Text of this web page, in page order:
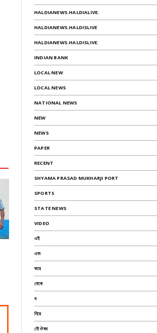
HALDIANEWS.HALDIALIVE.
HALDIANEWS.HALDISLIVE
HALDIANEWS.HALDISLIVE.
INDIAN BANK
LOCAL NEW
LOCAL NEWS
NATIONAL NEWS
NEW
NEWS
PAPER
RECENT
SHYAMA PRASAD MUKHARJI PORT
SPORTS
STATE NEWS
VIDEO
এই
এবং
করে
থেকে
ধ
নিয়ে
নৌ ঔষধ